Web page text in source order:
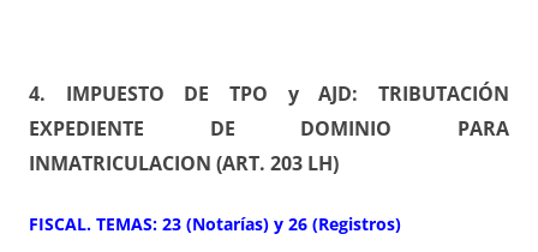
4. IMPUESTO DE TPO y AJD: TRIBUTACIÓN
EXPEDIENTE DE DOMINIO PARA
INMATRICULACION (ART. 203 LH)
FISCAL. TEMAS: 23 (Notarías) y 26 (Registros)